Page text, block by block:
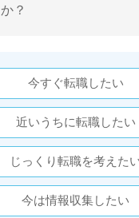
か？
今すぐ転職したい
近いうちに転職したい
じっくり転職を考えた
今は情報収集したい